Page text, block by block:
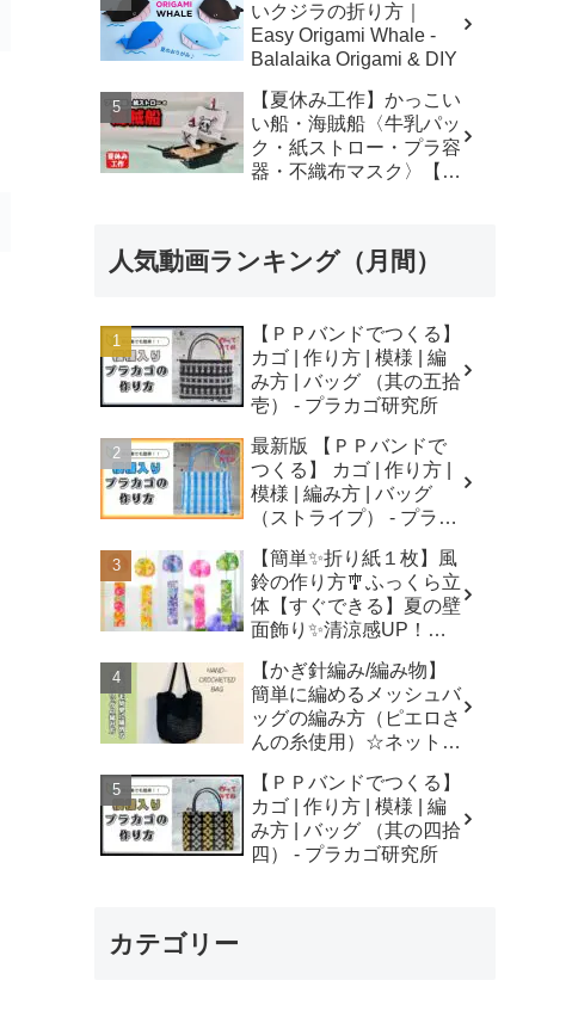
いクジラの折り方｜
Easy Origami Whale -
Balalaika Origami & DIY
【夏休み工作】かっこい
い船・海賊船〈牛乳パッ
ク・紙ストロー・プラ容
器・不織布マスク〉【自
人気動画ランキング（月間）
【ＰＰバンドでつくる】
カゴ | 作り方 | 模様 | 編
み方 | バッグ （其の五拾
壱） - プラカゴ研究所
最新版 【ＰＰバンドで
つくる】 カゴ | 作り方 |
模様 | 編み方 | バッグ
（ストライプ） - プラカ
【簡単✨折り紙１枚】風
鈴の作り方🎐ふっくら立
体【すぐできる】夏の壁
面飾り✨清涼感UP！無
Origami Wind Chimes -
はなみこと
【かぎ針編み/編み物】
簡単に編めるメッシュバ
ッグの編み方（ピエロさ
んの糸使用）☆ネットバ
mesh bag/tutorial - そろ
そろはじめよう
☆crochet
【ＰＰバンドでつくる】
カゴ | 作り方 | 模様 | 編
み方 | バッグ （其の四拾
四） - プラカゴ研究所
カテゴリー